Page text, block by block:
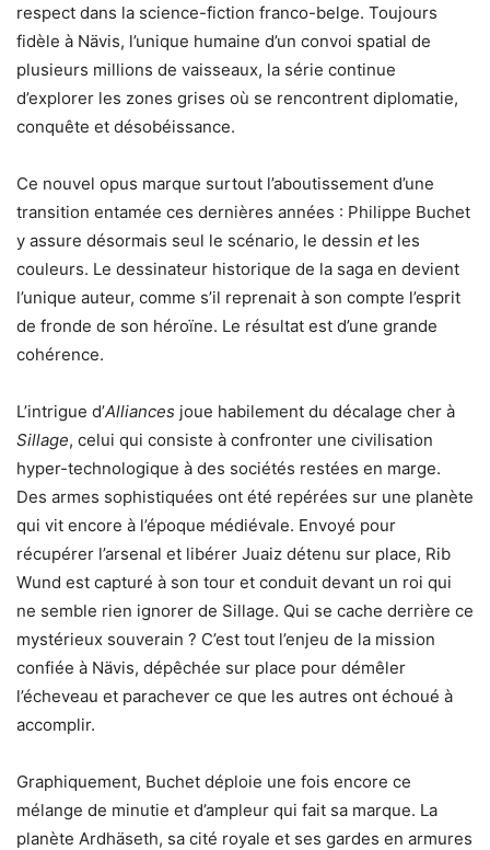
respect dans la science-fiction franco-belge. Toujours
fidèle à Nävis, l’unique humaine d’un convoi spatial de
plusieurs millions de vaisseaux, la série continue
d’explorer les zones grises où se rencontrent diplomatie,
conquête et désobéissance.
Ce nouvel opus marque surtout l’aboutissement d’une
transition entamée ces dernières années : Philippe Buchet
y assure désormais seul le scénario, le dessin etles
couleurs. Le dessinateur historique de la saga en devient
l’unique auteur, comme s’il reprenait à son compte l’esprit
de fronde de son héroïne. Le résultat est d’une grande
cohérence.
L’intrigue d’Alliances joue habilement du décalage cher à
Sillage, celui qui consiste à confronter une civilisation
hyper-technologique à des sociétés restées en marge.
Des armes sophistiquées ont été repérées sur une planète
qui vit encore à l’époque médiévale. Envoyé pour
récupérer l’arsenal et libérer Juaiz détenu sur place, Rib
Wund est capturé à son tour et conduit devant un roi qui
ne semble rien ignorer de Sillage. Qui se cache derrière ce
mystérieux souverain ? C’est tout l’enjeu de la mission
confiée à Nävis, dépêchée sur place pour démêler
l’écheveau et parachever ce que les autres ont échoué à
accomplir.
Graphiquement, Buchet déploie une fois encore ce
mélange de minutie et d’ampleur qui fait sa marque. La
planète Ardhäseth, sa cité royale et ses gardes en armures